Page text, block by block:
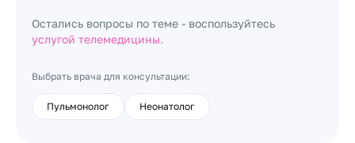
Остались вопросы по теме - воспользуйтесь
услугой телемедицины.
Выбрать врача для консультации:
Пульмонолог Неонатолог